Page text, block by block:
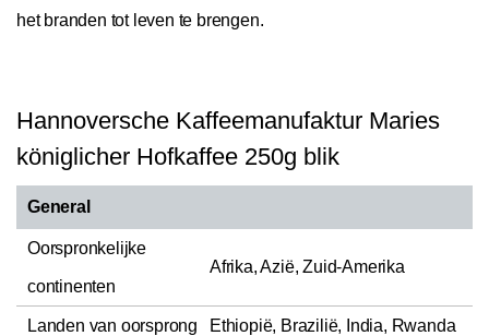
het branden tot leven te brengen.
Hannoversche Kaffeemanufaktur Maries
königlicher Hofkaffee 250g blik
General
Oorspronkelijke
continenten
Afrika, Azië, Zuid-Amerika
Landen van oorsprong Ethiopië, Brazilië, India, Rwanda